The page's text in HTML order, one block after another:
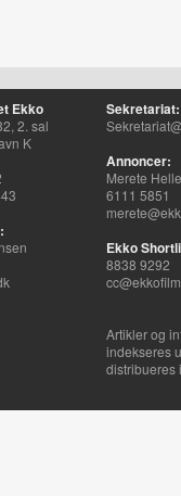
Ekko
2. sal
K
Sekretariat:
Annoncer:
Merete
6111 5851
Ekko
8838 9292
Artikler og
indekseres
distribueres